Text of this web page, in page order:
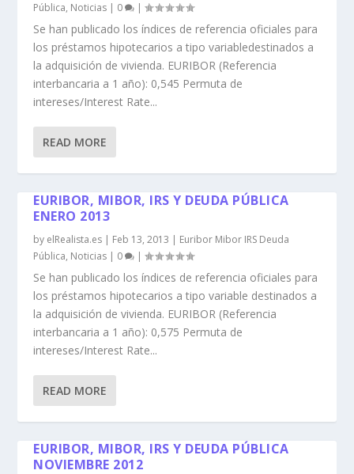
Pública, Noticias | 0 |
Se han publicado los índices de referencia oficiales para
los préstamos hipotecarios a tipo variabledestinados a
la adquisición de vivienda. EURIBOR (Referencia
interbancaria a 1 año): 0,545 Permuta de
intereses/Interest Rate...
READ MORE
EURIBOR, MIBOR, IRS Y DEUDA PÚBLICA
ENERO 2013
by elRealista.es | Feb 13, 2013 | Euribor Mibor IRS Deuda
Pública, Noticias | 0 |
Se han publicado los índices de referencia oficiales para
los préstamos hipotecarios a tipo variable destinados a
la adquisición de vivienda. EURIBOR (Referencia
interbancaria a 1 año): 0,575 Permuta de
intereses/Interest Rate...
READ MORE
EURIBOR, MIBOR, IRS Y DEUDA PÚBLICA
NOVIEMBRE 2012